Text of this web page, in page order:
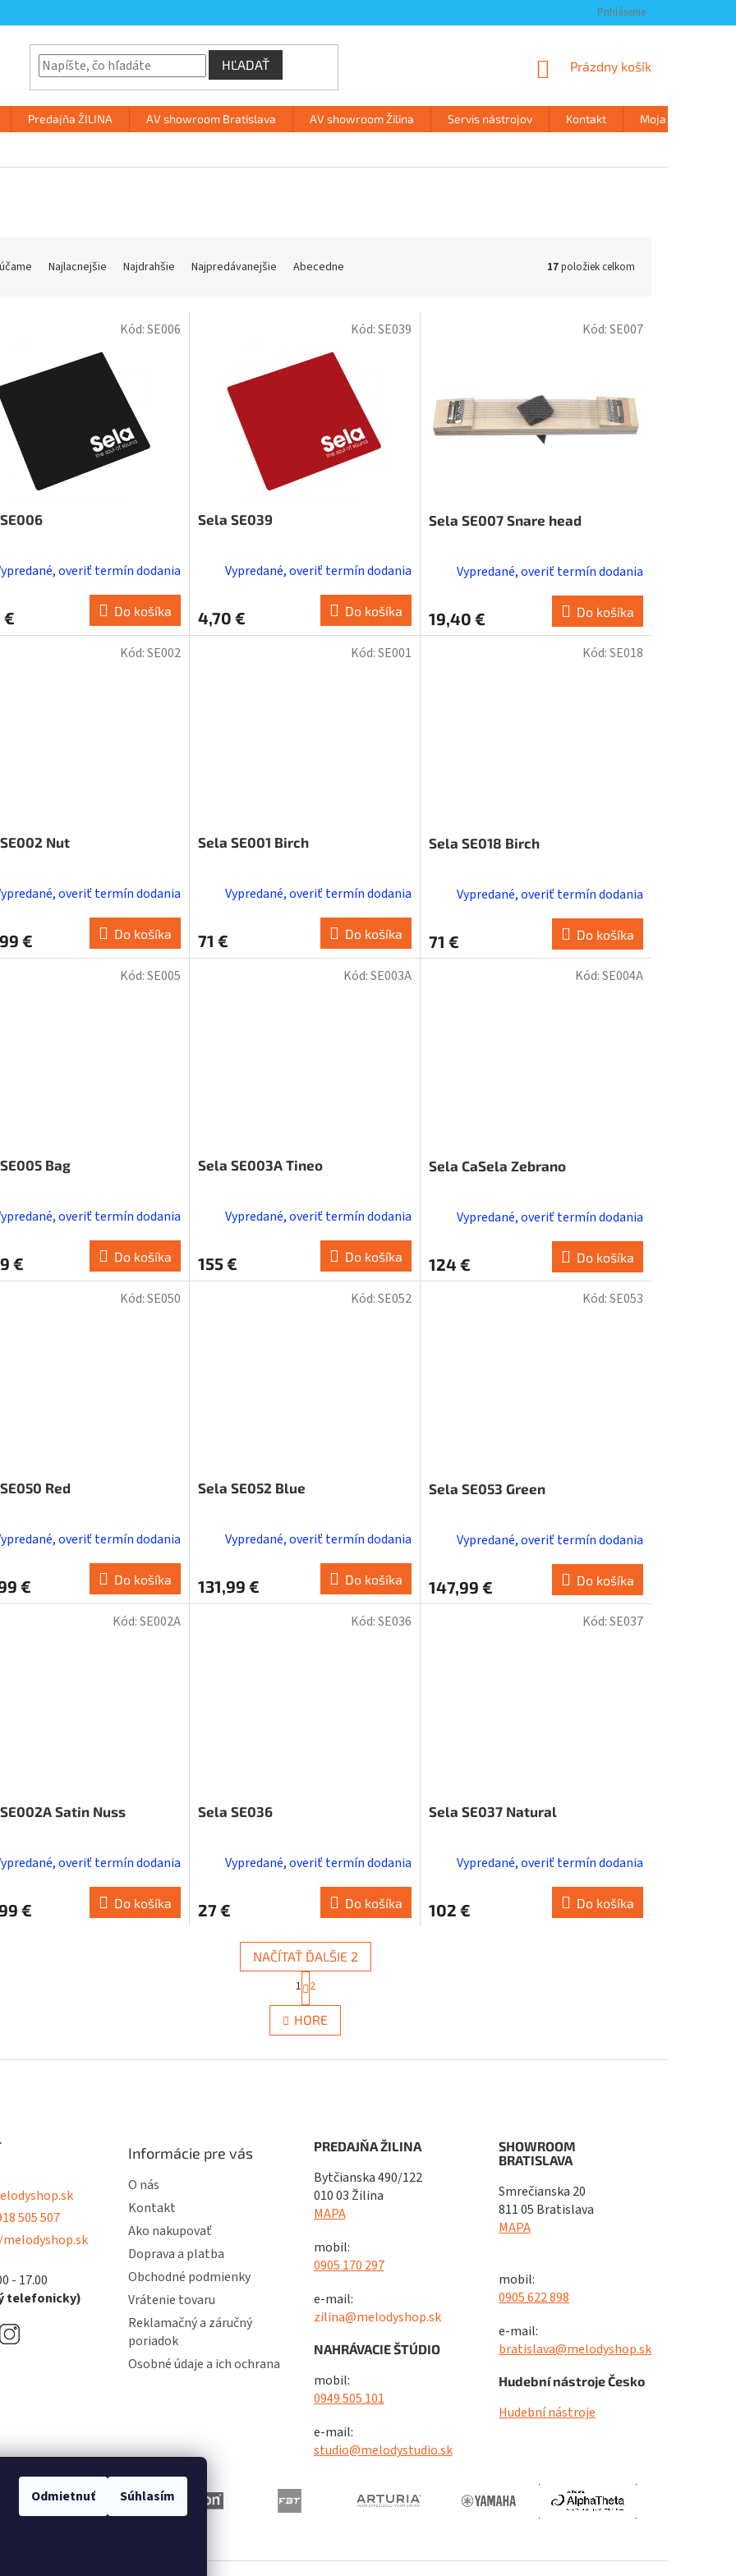
Odmietnuť Súhlasím
Prihlásenie
HĽADAŤ
NÁKUPNÝ
Prázdny košík
Predajňa ŽILINA AV showroom Bratislava AV showroom Žilina Servis nástrojov Kontakt Moja objednávka
Najlacnejšie Najdrahšie Najpredávanejšie Abecedne 17položiek celkom
overiť termín dodania
€ Do košíka
Kód:SE006
Sela SE039
Vypredané, overiť termín dodania
4,70 € Do košíka
Kód:SE039
Sela SE007 Snare head
Vypredané, overiť termín dodania
19,40 € Do košíka
Kód:SE007
Nut
overiť termín dodania
€ Do košíka
Kód:SE002
Sela SE001 Birch
Vypredané, overiť termín dodania
71 € Do košíka
Kód:SE001
Sela SE018 Birch
Vypredané, overiť termín dodania
71 € Do košíka
Kód:SE018
Bag
overiť termín dodania
€ Do košíka
Kód:SE005
Sela SE003A Tineo
Vypredané, overiť termín dodania
155 € Do košíka
Kód:SE003A
Sela CaSela Zebrano
Vypredané, overiť termín dodania
124 € Do košíka
Kód:SE004A
Red
overiť termín dodania
€ Do košíka
Kód:SE050
Sela SE052 Blue
Vypredané, overiť termín dodania
131,99 € Do košíka
Kód:SE052
Sela SE053 Green
Vypredané, overiť termín dodania
147,99 € Do košíka
Kód:SE053
Satin Nuss
overiť termín dodania
€ Do košíka
Kód:SE002A
Sela SE036
Vypredané, overiť termín dodania
27 € Do košíka
Kód:SE036
Sela SE037 Natural
Vypredané, overiť termín dodania
102 € Do košíka
Kód:SE037
O
v
l
d
NAČÍTAŤ ĎALŠIE 2
t
r
á
n
o
1 2
HORE
505 507
- 17.00
telefonicky)
Informácie pre vás
O nás
Kontakt
Ako nakupovať
Doprava a platba
Obchodné podmienky
Vrátenie tovaru
Reklamačný a záručný
poriadok
Osobné údaje a ich ochrana
PREDAJŇA ŽILINA
Bytčianska 490/122
010 03 Žilina
MAPA
mobil:
0905 170 297
e-mail:
zilina@melodyshop.sk
NAHRÁVACIE ŠTÚDIO
mobil:
0949 505 101
e-mail:
studio@melodystudio.sk
SHOWROOM
BRATISLAVA
Smrečianska 20
811 05 Bratislava
MAPA
mobil:
0905 622 898
e-mail:
bratislava@melodyshop.sk
Hudební nástroje Česko
Hudební nástroje